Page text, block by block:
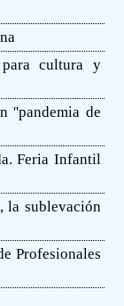
para cultura y
''pandemia de
Feria Infantil
la sublevación
Profesionales